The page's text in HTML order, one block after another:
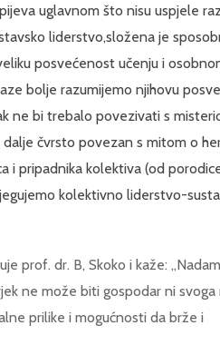
uglavnom što nisu uspjele
liderstvo,složena je
posvećenost učenju i
bolje razumijemo njihovu
ne bi trebalo povezivati s
čvrsto povezan s mitom o
i pripadnika kolektiva (od
kolektivno liderstvo-
prof. dr. B, Skoko i kaže:
ne može biti gospodar ni svoga
prilike i mogućnosti da brže i